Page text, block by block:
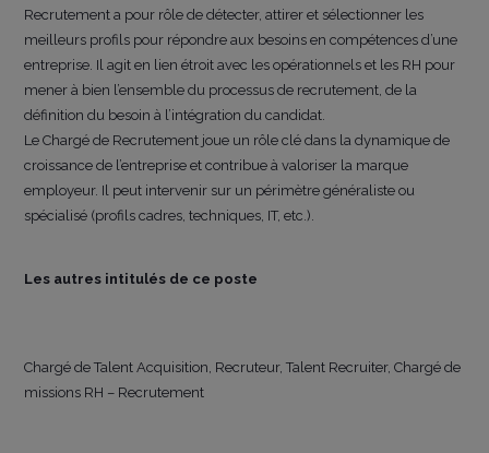
Recrutement a pour rôle de détecter, attirer et sélectionner les
meilleurs profils pour répondre aux besoins en compétences d’une
entreprise. Il agit en lien étroit avec les opérationnels et les RH pour
mener à bien l’ensemble du processus de recrutement, de la
définition du besoin à l’intégration du candidat.
Le Chargé de Recrutement joue un rôle clé dans la dynamique de
croissance de l’entreprise et contribue à valoriser la marque
employeur. Il peut intervenir sur un périmètre généraliste ou
spécialisé (profils cadres, techniques, IT, etc.).
Les autres intitulés de ce poste
Chargé de Talent Acquisition, Recruteur, Talent Recruiter, Chargé de
missions RH – Recrutement